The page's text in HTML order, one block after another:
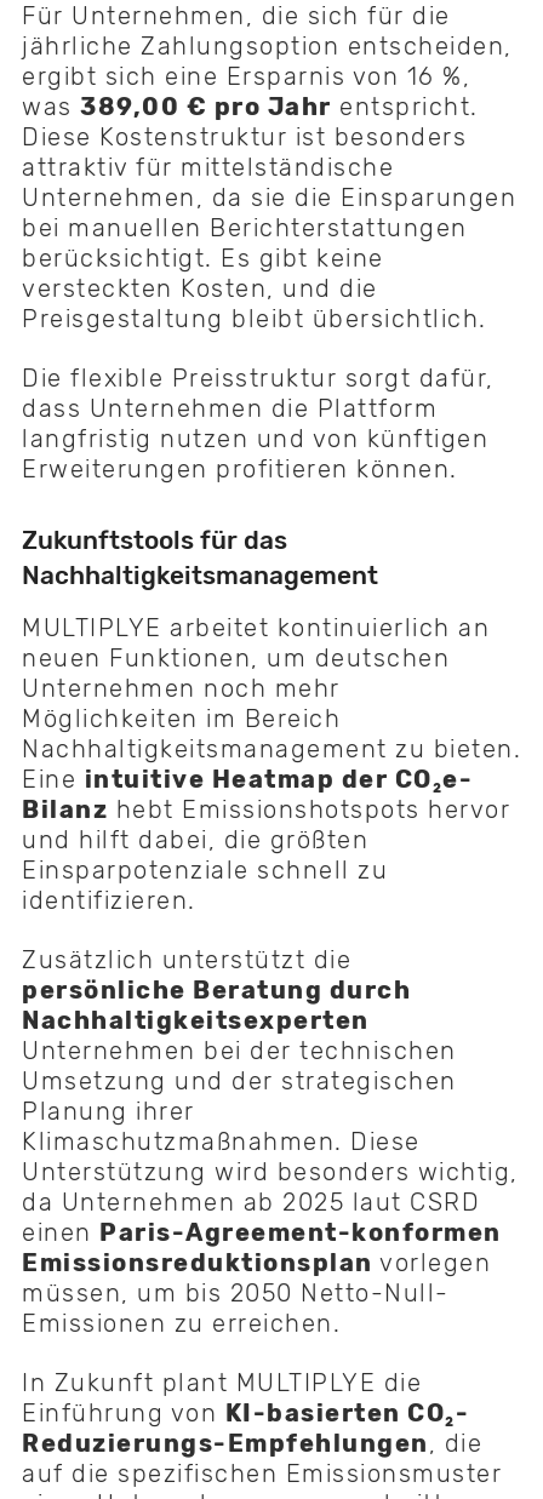
Für Unternehmen, die sich für die
jährliche Zahlungsoption entscheiden,
ergibt sich eine Ersparnis von 16 %,
was 389,00 € pro Jahr entspricht.
Diese Kostenstruktur ist besonders
attraktiv für mittelständische
Unternehmen, da sie die Einsparungen
bei manuellen Berichterstattungen
berücksichtigt. Es gibt keine
versteckten Kosten, und die
Preisgestaltung bleibt übersichtlich.
Die flexible Preisstruktur sorgt dafür,
dass Unternehmen die Plattform
langfristig nutzen und von künftigen
Erweiterungen profitieren können.
Zukunftstools für das
Nachhaltigkeitsmanagement
MULTIPLYE arbeitet kontinuierlich an
neuen Funktionen, um deutschen
Unternehmen noch mehr
Möglichkeiten im Bereich
Nachhaltigkeitsmanagement zu bieten.
Eine intuitive Heatmap der CO₂e-
Bilanz hebt Emissionshotspots hervor
und hilft dabei, die größten
Einsparpotenziale schnell zu
identifizieren.
Zusätzlich unterstützt die
persönliche Beratung durch
Nachhaltigkeitsexperten
Unternehmen bei der technischen
Umsetzung und der strategischen
Planung ihrer
Klimaschutzmaßnahmen. Diese
Unterstützung wird besonders wichtig,
da Unternehmen ab 2025 laut CSRD
einen Paris-Agreement-konformen
Emissionsreduktionsplan vorlegen
müssen, um bis 2050 Netto-Null-
Emissionen zu erreichen.
In Zukunft plant MULTIPLYE die
Einführung von KI-basierten CO₂-
Reduzierungs-Empfehlungen, die
auf die spezifischen Emissionsmuster